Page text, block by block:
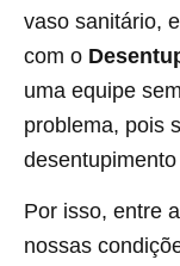
vaso sanitário,
com o
uma equipe
problema, pois
Por isso, entre
nossas